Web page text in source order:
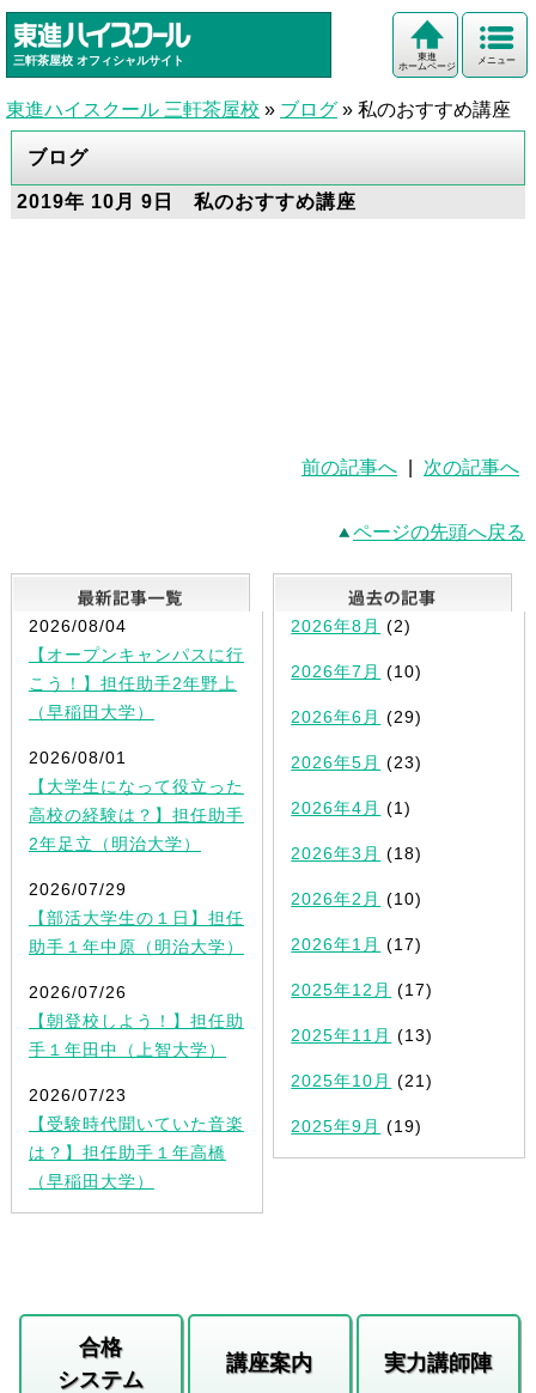
三軒茶屋校 オフィシャルサイト メニュー
東進
ホームページ
東進ハイスクール 三軒茶屋校 » ブログ » 私のおすすめ講座
ブログ
2019年 10月 9日 私のおすすめ講座
前の記事へ 次の記事へ
ページの先頭へ戻る
最新記事一覧
2026/08/04
【オープンキャンパスに行
こう！】担任助手2年野上
（早稲田大学）
2026/08/01
【大学生になって役立った
高校の経験は？】担任助手
2年足立（明治大学）
2026/07/29
【部活大学生の１日】担任
助手１年中原（明治大学）
2026/07/26
【朝登校しよう！】担任助
手１年田中（上智大学）
2026/07/23
【受験時代聞いていた音楽
は？】担任助手１年高橋
（早稲田大学）
2026年8月 (2)
2026年7月 (10)
2026年6月 (29)
2026年5月 (23)
2026年4月 (1)
2026年3月 (18)
2026年2月 (10)
2026年1月 (17)
2025年12月 (17)
2025年11月 (13)
2025年10月 (21)
2025年9月 (19)
合格
システム
講座案内 実力講師陣